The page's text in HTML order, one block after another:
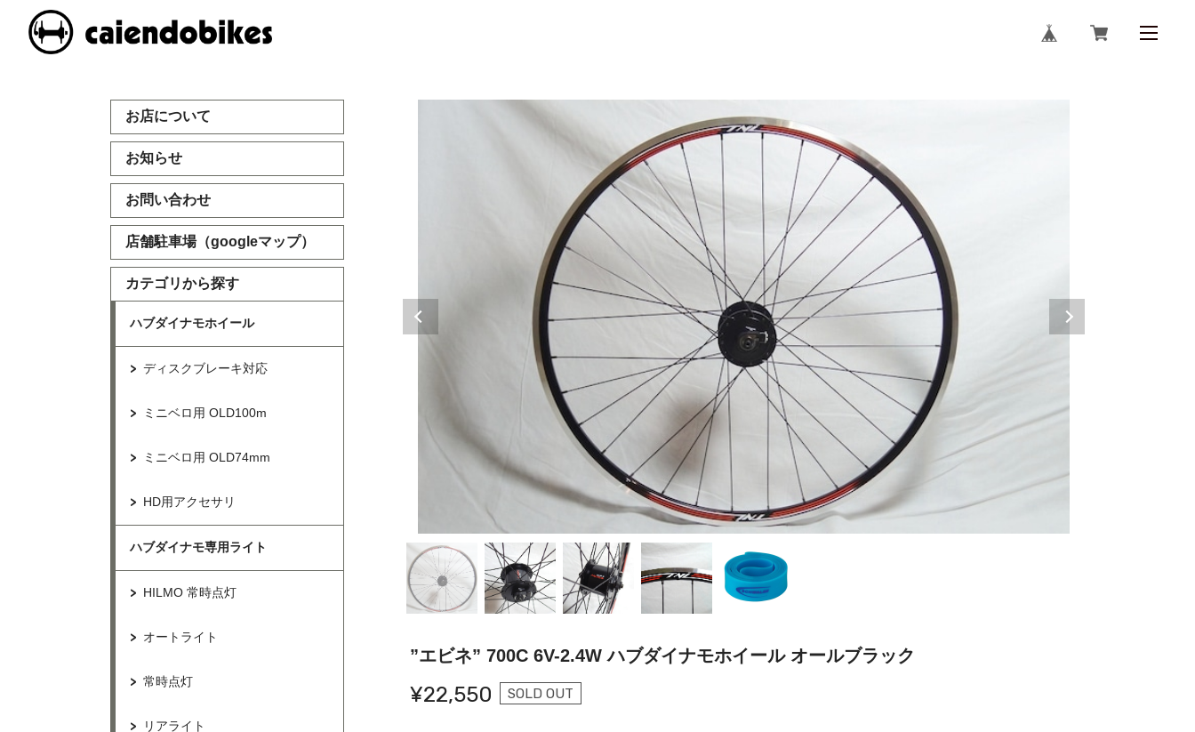
お店について
お知らせ
お問い合わせ
店舗駐車場（googleマップ）
カテゴリから探す
ハブダイナモホイール
ディスクブレーキ対応
ミニベロ用 OLD100m
ミニベロ用 OLD74mm
HD用アクセサリ
ハブダイナモ専用ライト
HILMO 常時点灯
オートライト
常時点灯
リアライト
”エビネ” 700C 6V-2.4W ハブダイナモホイール オールブラック
¥22,550 SOLD OUT